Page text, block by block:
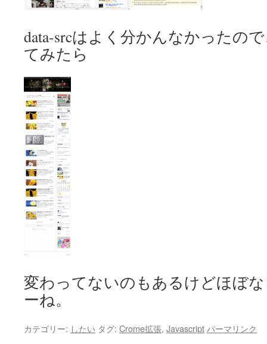
data-srcはよく分かんなかったの
てみたら
変わってないのもあるけどほぼ
ーね。
カテゴリー: したい タグ: Crome拡張, Javascript パーマリンク